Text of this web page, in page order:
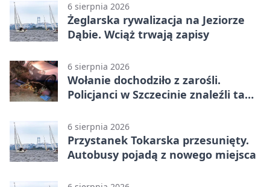
6 sierpnia 2026
Żeglarska rywalizacja na Jeziorze
Dąbie. Wciąż trwają zapisy
6 sierpnia 2026
Wołanie dochodziło z zarośli.
Policjanci w Szczecinie znaleźli tam
6 sierpnia 2026
Przystanek Tokarska przesunięty.
Autobusy pojadą z nowego miejsca